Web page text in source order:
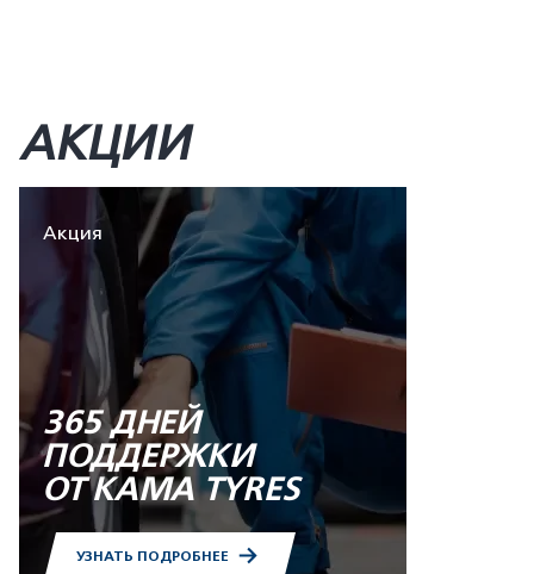
АКЦИИ
Акция
365 ДНЕЙ
ПОДДЕРЖКИ
ОТ KAMA TYRES
УЗНАТЬ ПОДРОБНЕЕ